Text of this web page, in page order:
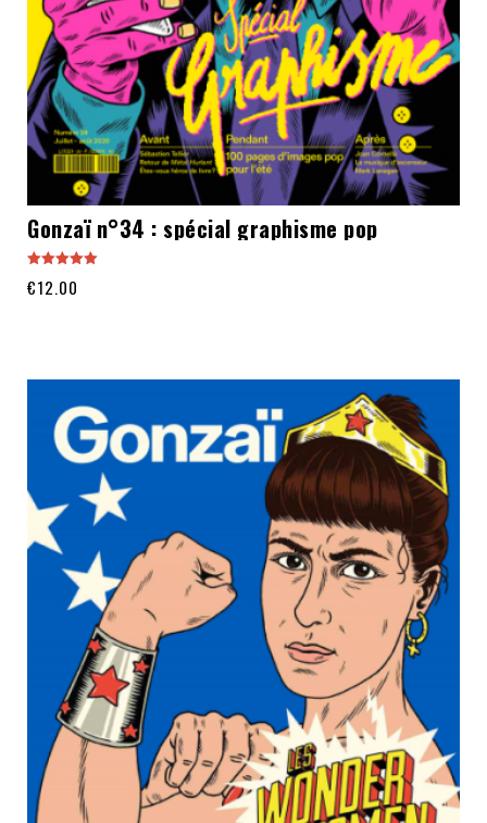
Gonzaï n°34 : spécial graphisme pop
5.00
€12.00